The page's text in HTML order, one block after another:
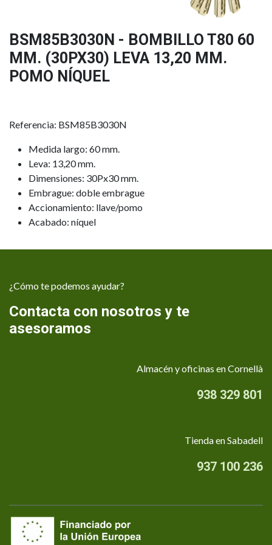
BSM85B3030N - BOMBILLO T80 60
MM. (30PX30) LEVA 13,20 MM.
POMO NÍQUEL
Referencia: BSM85B3030N
Medida largo: 60 mm.
Leva: 13,20 mm.
Dimensiones: 30Px30 mm.
Embrague: doble embrague
Accionamiento: llave/pomo
Acabado: níquel
¿Cómo te podemos ayudar?
Contacta con nosotros y te
asesoramos
Almacén y oficinas en Cornellà
938 329 801
Tienda en Sabadell
937 100 236